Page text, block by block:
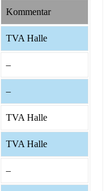
Kommentar
TVA Halle
–
–
TVA Halle
TVA Halle
–